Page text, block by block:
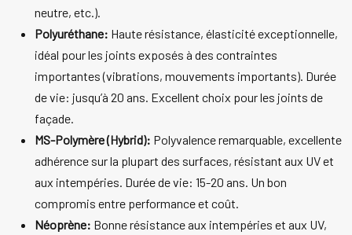
neutre, etc.).
Polyuréthane: Haute résistance, élasticité exceptionnelle,
idéal pour les joints exposés à des contraintes
importantes (vibrations, mouvements importants). Durée
de vie: jusqu’à 20 ans. Excellent choix pour les joints de
façade.
MS-Polymère (Hybrid): Polyvalence remarquable, excellente
adhérence sur la plupart des surfaces, résistant aux UV et
aux intempéries. Durée de vie: 15-20 ans. Un bon
compromis entre performance et coût.
Néoprène: Bonne résistance aux intempéries et aux UV,